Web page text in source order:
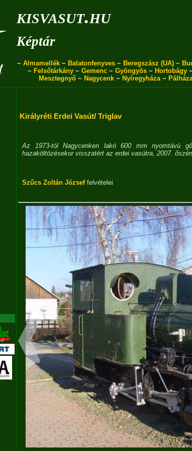
kisvasut.hu
Képtár
~ Almamellék~ Balatonfenyves~ Beregszász (UA)~
~ Felsőtárkány ~ Gemenc ~ Gyöngyös ~ Hortobágy ~
Mesztegnyő~ Nagycenk~ Nyíregyháza~
Királyréti Erdei Vasút/ Triglav
Az 1973-tól Nagycenken lakó 600 mm nyomtávú
hazaköltözésekor visszatért az erdei vasútra, 2007.
Szűcs Zoltán Józseffelvételei